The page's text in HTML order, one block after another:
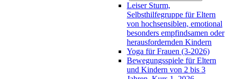
Leiser Sturm,
Selbsthilfegruppe für Eltern
von hochsensiblen, emotional
besonders empfindsamen oder
herausfordernden Kindern
Yoga für Frauen (3-2026)
Bewegungsspiele für Eltern
und Kindern von 2 bis 3